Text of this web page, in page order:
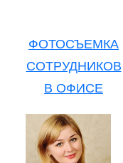
ФОТОСЪЕМКА
СОТРУДНИКОВ
В ОФИСЕ